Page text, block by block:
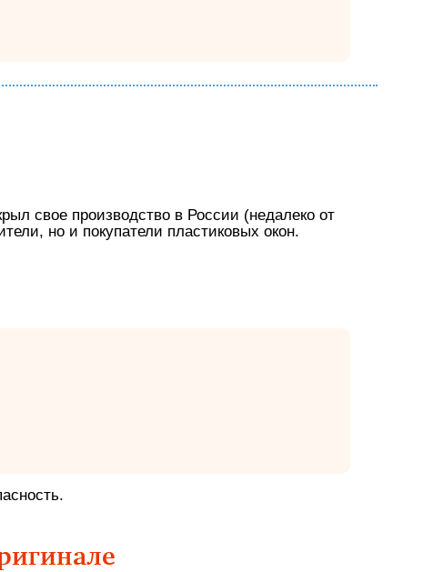
свое производство в России (недалеко от
но и покупатели пластиковых окон.